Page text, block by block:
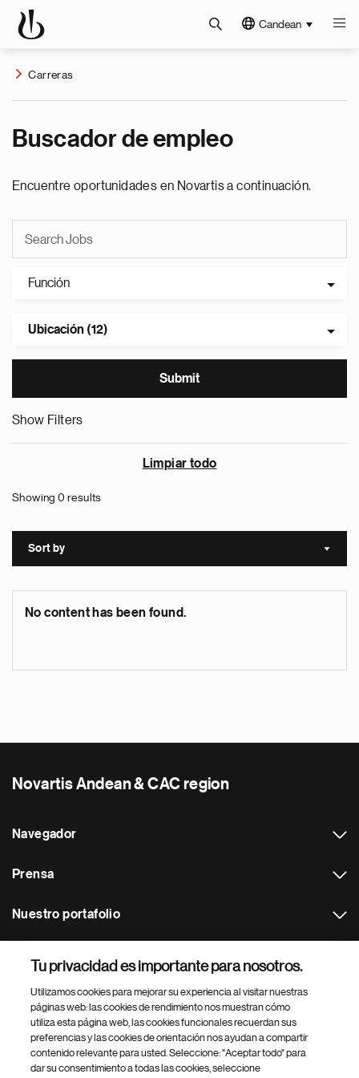
Candean
Carreras
Buscador de empleo
Encuentre oportunidades en Novartis a continuación.
Función
Ubicación (12)
Show Filters
Limpiar todo
Showing 0 results
Sort by Sort
No content has been found.
Novartis Andean & CAC region
Navegador
Prensa
Nuestro portafolio
Footer Site Search
Tu privacidad es importante para nosotros.
Utilizamos cookies para mejorar su experiencia al visitar nuestras
páginas web: las cookies de rendimiento nos muestran cómo
utiliza esta página web, las cookies funcionales recuerdan sus
preferencias y las cookies de orientación nos ayudan a compartir
contenido relevante para usted. Seleccione: "Aceptar todo" para
dar su consentimiento a todas las cookies, seleccione